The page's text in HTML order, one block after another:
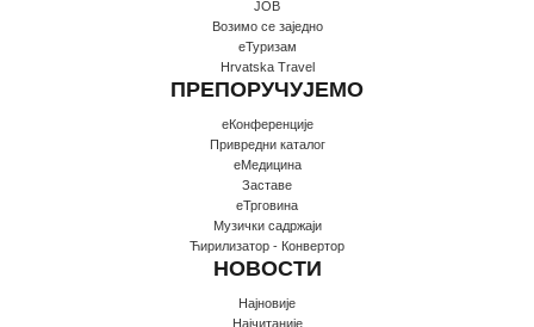
JOB
Возимо се заједно
еТуризам
Hrvatska Travel
ПРЕПОРУЧУЈЕМО
еКонференције
Привредни каталог
еМедицина
Заставе
еТрговина
Музички садржаји
Ћирилизатор - Конвертор
НОВОСТИ
Најновије
Најчитаније